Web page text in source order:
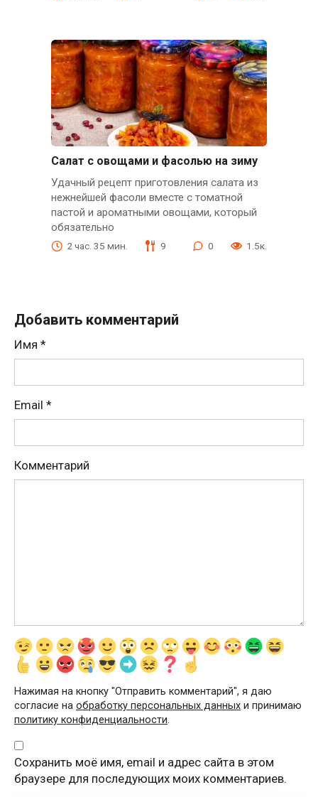
Салат с овощами и фасолью на зиму
Удачный рецепт приготовления салата из
нежнейшей фасоли вместе с томатной
пастой и ароматными овощами, который
обязательно
2 час. 35 мин. 9 0 1.5к.
Добавить комментарий
Имя *
Email *
Комментарий
Нажимая на кнопку "Отправить комментарий", я даю
согласие на обработку персональных данных и принимаю
политику конфиденциальности.
Сохранить моё имя, email и адрес сайта в этом
браузере для последующих моих комментариев.